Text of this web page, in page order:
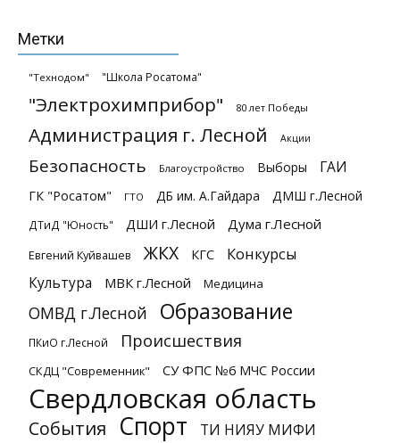
Метки
"Технодом" "Школа Росатома"
"Электрохимприбор" 80 лет Победы
Администрация г. Лесной Акции
Безопасность Благоустройство Выборы ГАИ
ГК "Росатом" ГТО ДБ им. А.Гайдара ДМШ г.Лесной
ДТиД "Юность" ДШИ г.Лесной Дума г.Лесной
Евгений Куйвашев ЖКХ КГС Конкурсы
Культура МВК г.Лесной Медицина
ОМВД г.Лесной Образование
ПКиО г.Лесной Происшествия
СКДЦ "Современник" СУ ФПС №6 МЧС России
Свердловская область
События Спорт ТИ НИЯУ МИФИ